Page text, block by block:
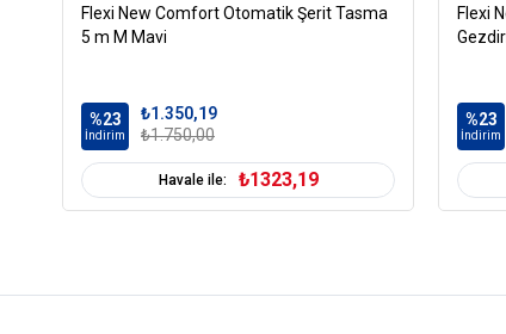
Flexi New Comfort Otomatik Şerit Tasma
5 m M Mavi
%23
İndirim
₺1.350,19
₺1.750,00
Havale ile: ₺1323,19
Flexi
%23
İndirim